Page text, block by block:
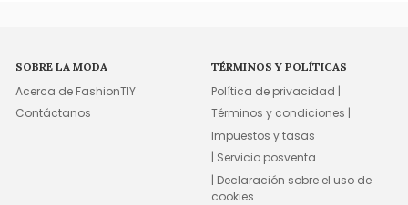
SOBRE LA MODA
Acerca de FashionTIY
Contáctanos
TÉRMINOS Y POLÍTICAS
Política de privacidad |
Términos y condiciones |
Impuestos y tasas
| Servicio posventa
| Declaración sobre el uso de
cookies